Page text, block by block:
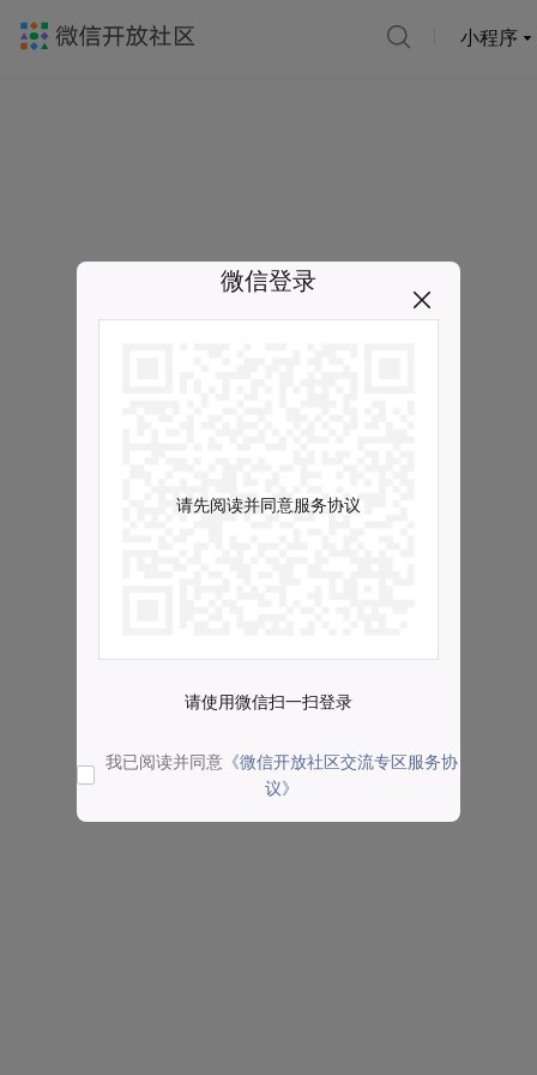
小程序
微信登录
请先阅读并同意服务协议
请使用微信扫一扫登录
我已阅读并同意 《微信开放社区交流专区服务协
议》